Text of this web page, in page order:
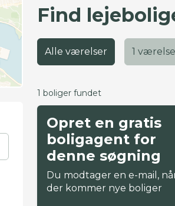
Find
Alle værelser 1 værelse
1 boliger fundet
Opret en gratis
boligagent for
denne søgning
Du modtager en e-mail,
der kommer nye boliger